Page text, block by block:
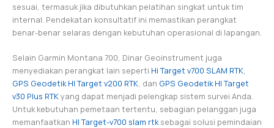
sesuai, termasuk jika dibutuhkan pelatihan singkat untuk tim
internal. Pendekatan konsultatif ini memastikan perangkat
benar-benar selaras dengan kebutuhan operasional di lapangan.
Selain Garmin Montana 700, Dinar Geoinstrument juga
menyediakan perangkat lain seperti Hi Target v700 SLAM RTK,
GPS Geodetik HI Target v200 RTK, dan GPS Geodetik HI Target
v30 Plus RTKyang dapat menjadi pelengkap sistem survei Anda.
Untuk kebutuhan pemetaan tertentu, sebagian pelanggan juga
memanfaatkan HI Target-v700 slam rtksebagai solusi pemindaian